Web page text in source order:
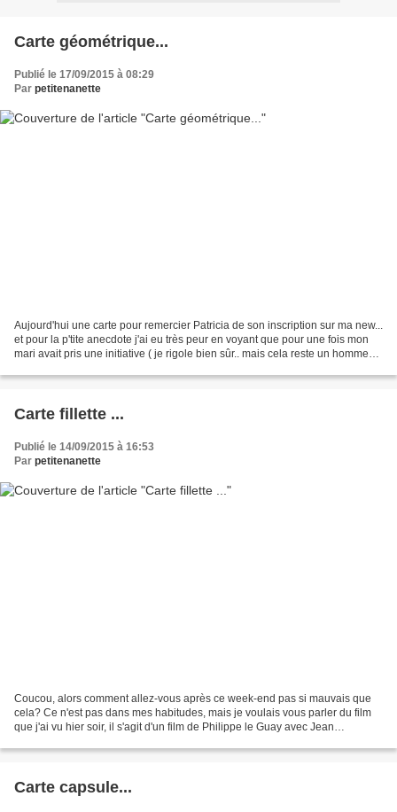
Carte géométrique...
Publié le 17/09/2015 à 08:29
Par petitenanette
Aujourd'hui une carte pour remercier Patricia de son inscription sur ma new...
et pour la p'tite anecdote j'ai eu très peur en voyant que pour une fois mon
mari avait pris une initiative ( je rigole bien sûr.. mais cela reste un homme
Carte fillette ...
Publié le 14/09/2015 à 16:53
Par petitenanette
Coucou, alors comment allez-vous après ce week-end pas si mauvais que
cela? Ce n'est pas dans mes habitudes, mais je voulais vous parler du film
que j'ai vu hier soir, il s'agit d'un film de Philippe le Guay avec Jean
Carte capsule...